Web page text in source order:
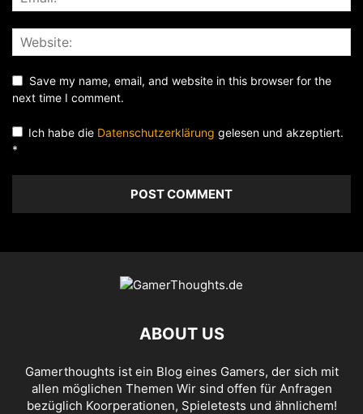
Save my name, email, and website in this browser for the
next time I comment.
Ich habe die Datenschutzerklärung gelesen und akzeptiert.
*
ABOUT US
Gamerthoughts ist ein Blog eines Gamers, der sich mit
allen möglichen Themen Wir sind offen für Anfragen
bezüglich Koorperationen, Spieletests und ähnlichem!